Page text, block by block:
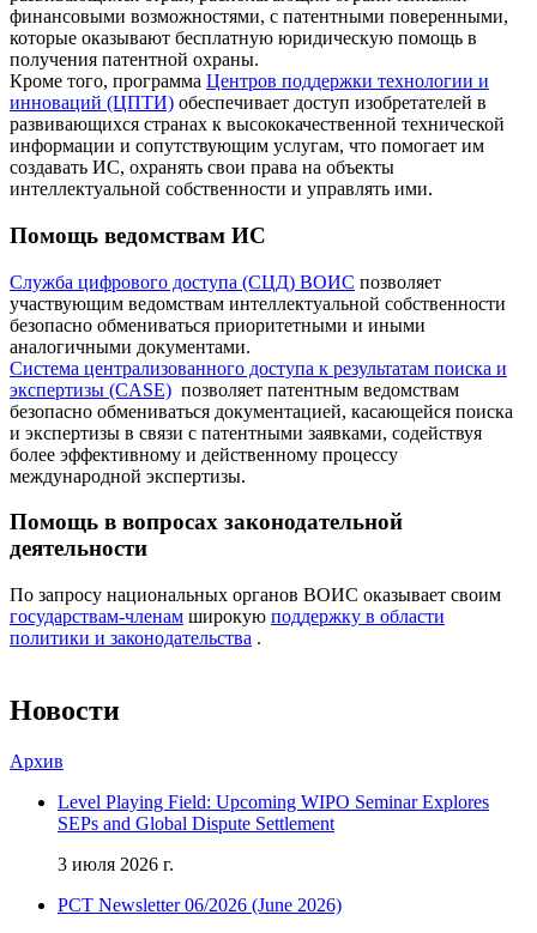
финансовыми возможностями, с патентными поверенными,
которые оказывают бесплатную юридическую помощь в
получения патентной охраны.
Кроме того, программа Центров поддержки технологии и
инноваций (ЦПТИ) обеспечивает доступ изобретателей в
развивающихся странах к высококачественной технической
информации и сопутствующим услугам, что помогает им
создавать ИС, охранять свои права на объекты
интеллектуальной собственности и управлять ими.
Помощь ведомствам ИС
Служба цифрового доступа (СЦД) ВОИС позволяет
участвующим ведомствам интеллектуальной собственности
безопасно обмениваться приоритетными и иными
аналогичными документами.
Система централизованного доступа к результатам поиска и
экспертизы (CASE) позволяет патентным ведомствам
безопасно обмениваться документацией, касающейся поиска
и экспертизы в связи с патентными заявками, содействуя
более эффективному и действенному процессу
международной экспертизы.
Помощь в вопросах законодательной
деятельности
По запросу национальных органов ВОИС оказывает своим
государствам-членам широкую поддержку в области
политики и законодательства . ​​​​​
Новости
Архив
Level Playing Field: Upcoming WIPO Seminar Explores
SEPs and Global Dispute Settlement
3 июля 2026 г.
PCT Newsletter 06/2026 (June 2026)